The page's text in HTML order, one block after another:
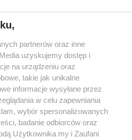
partnerów oraz inne
uzyskujemy dostęp i
na urządzeniu oraz
takie jak unikalne
informacje wysyłane przez
w celu zapewniania
wybór spersonalizowanych
badanie odbiorców oraz
Użytkownika my i Zaufani